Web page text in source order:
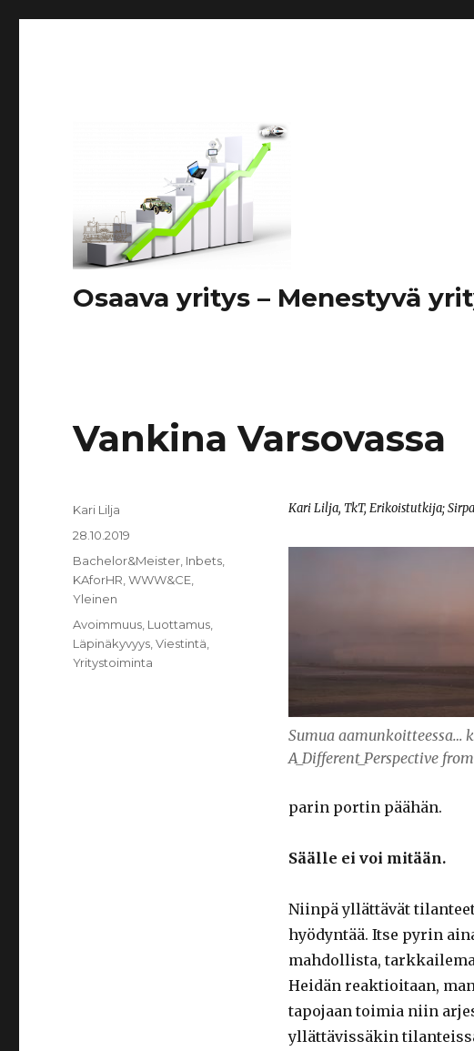
Osaava yritys – Menestyvä
Vankina Varsovassa
Kari Lilja, TkT, Erikoistutkija;
Sumua aamunkoitteessa…
A_Different_Perspective
parin portin päähän.
Säälle ei voi mitään.
Niinpä yllättävät
hyödyntää. Itse pyrin
mahdollista,
Heidän reaktioitaan,
tapojaan toimia niin
yllättävissäkin
Kirjoittaja
Kari Lilja
Julkaistu
28.10.2019
Kategoriat
Bachelor&Meister Inbets
KAforHR ,WWW&CE
Yleinen
Avainsanat
Avoimmuus Luottamus
Läpinäkyvyys ,Viestintä
Yritystoiminta